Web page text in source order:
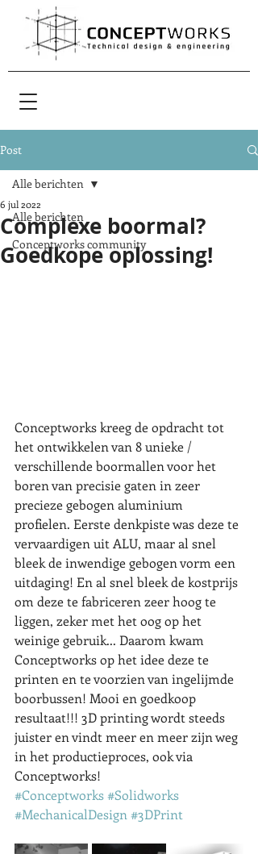
Post
Alle berichten
Conceptworks community
Alle berichten
Complexe boormal?
Goedkope oplossing!
6 jul 2022
Conceptworks kreeg de opdracht tot
het ontwikkelen van 8 unieke /
verschillende boormallen voor het
boren van precisie gaten in zeer
precieze gebogen aluminium
profielen. Eerste denkpiste was deze te
vervaardigen uit ALU, maar al snel
bleek de inwendige gebogen vorm een
uitdaging! En al snel bleek de kostprijs
om deze te fabriceren zeer hoog te
liggen, zeker met het oog op het
weinige gebruik... Daarom kwam
Conceptworks op het idee deze te
printen en te voorzien van ingelijmde
boorbussen! Mooi en goedkoop
resultaat!!! 3D printing wordt steeds
juister en vindt meer en meer zijn weg
in het productieproces, ook via
Conceptworks!
#Conceptworks#Solidworks
#MechanicalDesign #3DPrint